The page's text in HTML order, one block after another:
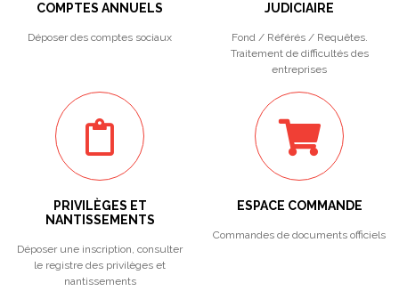
COMPTES ANNUELS
Déposer des comptes sociaux
JUDICIAIRE
Fond / Référés / Requêtes.
Traitement de difficultés des
entreprises
PRIVILÈGES ET
NANTISSEMENTS
Déposer une inscription, consulter
le registre des privilèges et
nantissements
ESPACE COMMANDE
Commandes de documents officiels